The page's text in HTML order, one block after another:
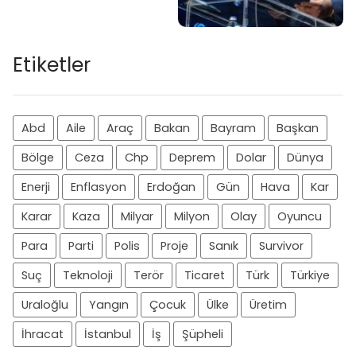
Etiketler
Abd Aile Araç Bakan Bayram
Başkan
Bölge
Ceza Chp Deprem Dolar
Dünya
Enerji
Enflasyon Erdoğan Gün Hava
Kar
Karar
Kaza Milyar Milyon Olay
Oyuncu
Para
Parti Polis Proje Sanık
Survivor
Suç
Teknoloji Terör Ticaret Türk
Türkiye
Uraloğlu
Yangın Çocuk Ülke
Üretim
İhracat
İstanbul İş Şüpheli